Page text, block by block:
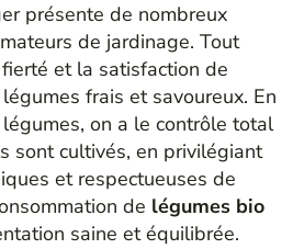
présente de nombreux
de jardinage. Tout
et la satisfaction de
frais et savoureux. En
on a le contrôle total
sont cultivés, en privilégiant
et respectueuses de
de légumes bio
saine et équilibrée.